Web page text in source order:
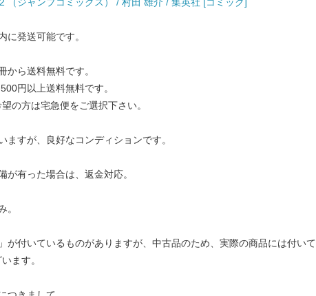
に発送可能です。
から送料無料です。
円以上送料無料です。
の方は宅急便をご選択下さい。
ますが、良好なコンディションです。
が有った場合は、返金対応。
。
が付いているものがありますが、中古品のため、実際の商品には付いて
ます。